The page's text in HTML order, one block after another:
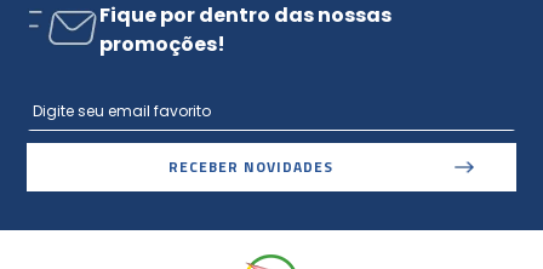
Fique por dentro das nossas
promoções!
RECEBER NOVIDADES